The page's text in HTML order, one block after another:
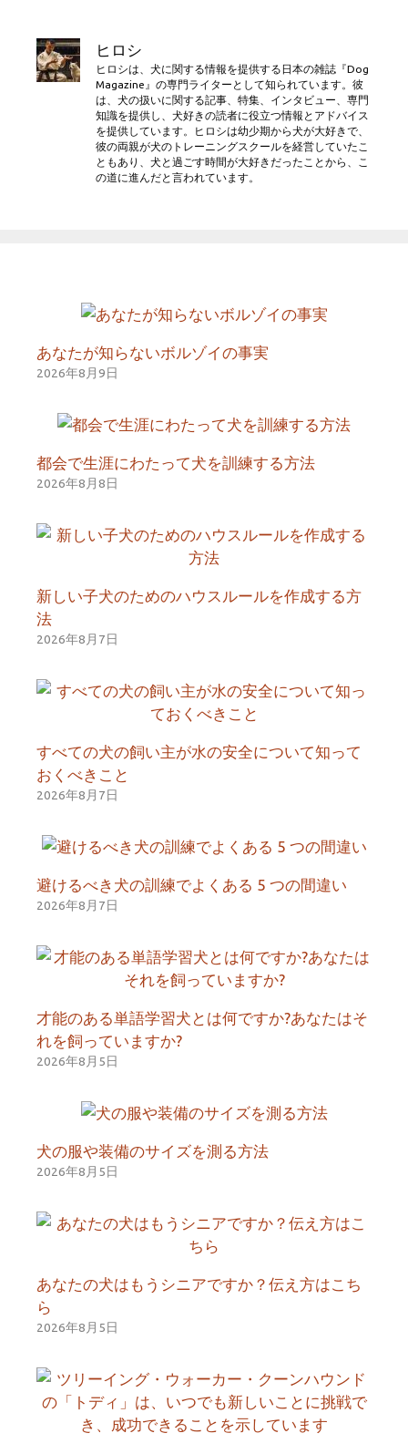
リ
ー
ヒロシ
ヒロシは、犬に関する情報を提供する日本の雑誌『Dog
Magazine』の専門ライターとして知られています。彼
は、犬の扱いに関する記事、特集、インタビュー、専門
知識を提供し、犬好きの読者に役立つ情報とアドバイス
を提供しています。ヒロシは幼少期から犬が大好きで、
彼の両親が犬のトレーニングスクールを経営していたこ
ともあり、犬と過ごす時間が大好きだったことから、こ
の道に進んだと言われています。
あなたが知らないボルゾイの事実
2026年8月9日
都会で生涯にわたって犬を訓練する方法
2026年8月8日
新しい子犬のためのハウスルールを作成する方
法
2026年8月7日
すべての犬の飼い主が水の安全について知って
おくべきこと
2026年8月7日
避けるべき犬の訓練でよくある 5 つの間違い
2026年8月7日
才能のある単語学習犬とは何ですか?あなたはそ
れを飼っていますか?
2026年8月5日
犬の服や装備のサイズを測る方法
2026年8月5日
あなたの犬はもうシニアですか？伝え方はこち
ら
2026年8月5日